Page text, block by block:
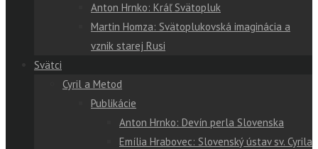
Anton Hrnko: Kráľ Svätopluk
Martin Homza: Svätoplukovská imaginácia a
vznik starej Rusi
Svätci
Cyril a Metod
Publikácie
Anton Hrnko: Devín perla Slovenska
Emília Hrabovec: Slovenský ústav sv. Cyrila